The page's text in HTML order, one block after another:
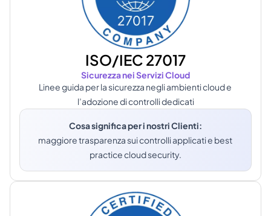
ISO/IEC 27017
Sicurezza nei Servizi Cloud
Linee guida per la sicurezza negli ambienti cloud e
l’adozione di controlli dedicati
Cosa significa per i nostri Clienti:
maggiore trasparenza sui controlli applicati e best
practice cloud security.